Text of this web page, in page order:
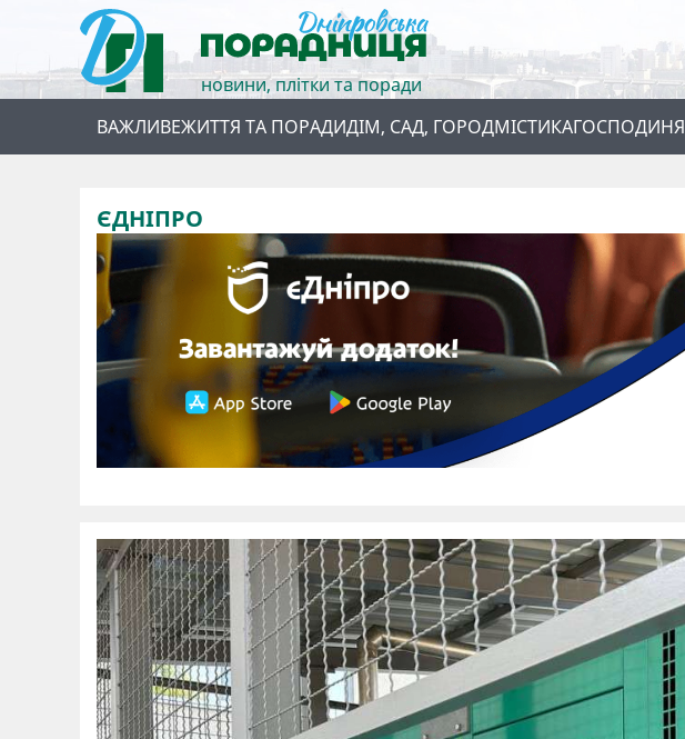
новини, плітки та поради
ВАЖЛИВЕЖИТТЯ ТА ПОРАДИДІМ, САД, ГОРОДМІСТИКАГОСПОДИНЯ
ЄДНІПРО